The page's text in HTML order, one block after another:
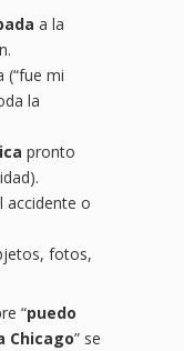
a la
(“fue mi
la
pronto
accidente o
fotos,
“puedo
Chicago” se